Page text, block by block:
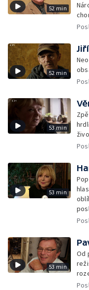
52 min
52 min
53 min
53 min
53 min
Od